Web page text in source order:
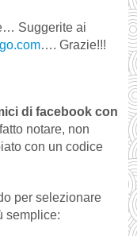
Suggerite ai
…. Grazie!!!
di facebook con
notare, non
con un codice
per selezionare
semplice: